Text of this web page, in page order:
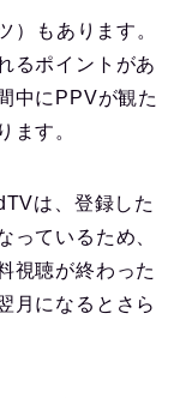
）もあります。
るポイントがあ
中にPPVが観た
ます。
は、登録した
っているため、
視聴が終わった
月になるとさら